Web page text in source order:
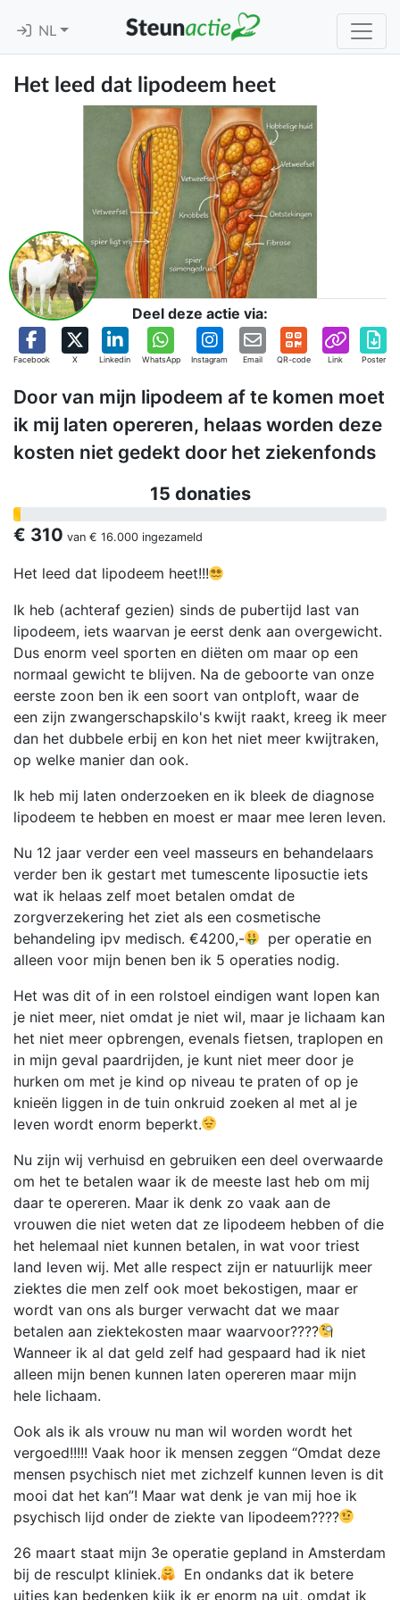
NL
Het leed dat lipodeem heet
Deel deze actie via:
Facebook X Linkedin WhatsApp Instagram Email QR-code Link Poster
Door van mijn lipodeem af te komen moet
ik mij laten opereren, helaas worden deze
kosten niet gedekt door het ziekenfonds
15 donaties
€ 310 van € 16.000 ingezameld
Het leed dat lipodeem heet!!!
Ik heb (achteraf gezien) sinds de pubertijd last van
lipodeem, iets waarvan je eerst denk aan overgewicht.
Dus enorm veel sporten en diëten om maar op een
normaal gewicht te blijven. Na de geboorte van onze
eerste zoon ben ik een soort van ontploft, waar de
een zijn zwangerschapskilo's kwijt raakt, kreeg ik meer
dan het dubbele erbij en kon het niet meer kwijtraken,
op welke manier dan ook.
Ik heb mij laten onderzoeken en ik bleek de diagnose
lipodeem te hebben en moest er maar mee leren leven.
Nu 12 jaar verder een veel masseurs en behandelaars
verder ben ik gestart met tumescente liposuctie iets
wat ik helaas zelf moet betalen omdat de
zorgverzekering het ziet als een cosmetische
behandeling ipv medisch. €4200,-
per operatie en
alleen voor mijn benen ben ik 5 operaties nodig.
Het was dit of in een rolstoel eindigen want lopen kan
je niet meer, niet omdat je niet wil, maar je lichaam kan
het niet meer opbrengen, evenals fietsen, traplopen en
in mijn geval paardrijden, je kunt niet meer door je
hurken om met je kind op niveau te praten of op je
knieën liggen in de tuin onkruid zoeken al met al je
leven wordt enorm beperkt.
Nu zijn wij verhuisd en gebruiken een deel overwaarde
om het te betalen waar ik de meeste last heb om mij
daar te opereren. Maar ik denk zo vaak aan de
vrouwen die niet weten dat ze lipodeem hebben of die
het helemaal niet kunnen betalen, in wat voor triest
land leven wij. Met alle respect zijn er natuurlijk meer
ziektes die men zelf ook moet bekostigen, maar er
wordt van ons als burger verwacht dat we maar
betalen aan ziektekosten maar waarvoor????
Wanneer ik al dat geld zelf had gespaard had ik niet
alleen mijn benen kunnen laten opereren maar mijn
hele lichaam.
Ook als ik als vrouw nu man wil worden wordt het
vergoed!!!!! Vaak hoor ik mensen zeggen “Omdat deze
mensen psychisch niet met zichzelf kunnen leven is dit
mooi dat het kan”! Maar wat denk je van mij hoe ik
psychisch lijd onder de ziekte van lipodeem????
26 maart staat mijn 3e operatie gepland in Amsterdam
bij de resculpt kliniek.
En ondanks dat ik betere
uitjes kan bedenken kijk ik er enorm na uit, omdat ik